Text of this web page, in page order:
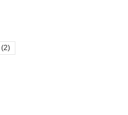
(2)